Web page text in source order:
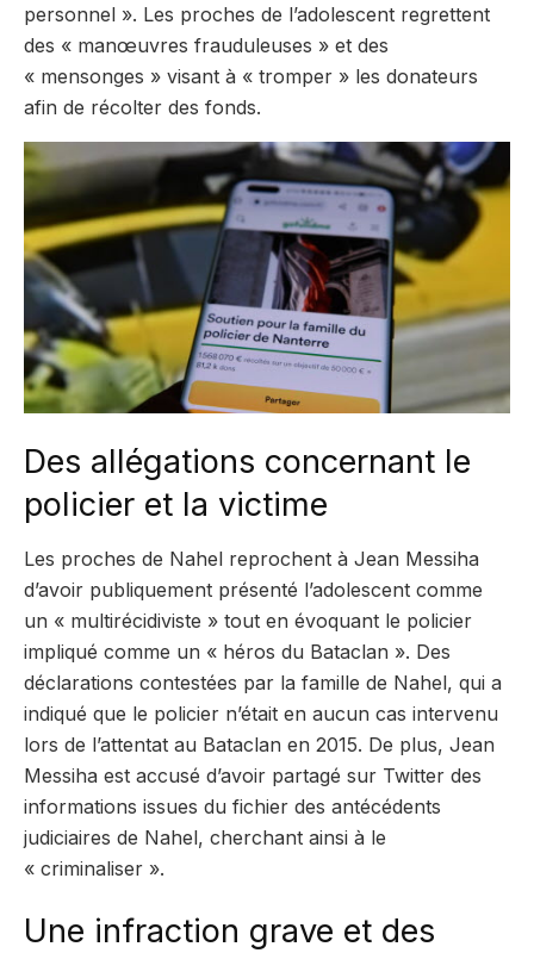
personnel ». Les proches de l’adolescent regrettent
des « manœuvres frauduleuses » et des
« mensonges » visant à « tromper » les donateurs
afin de récolter des fonds.
Des allégations concernant le
policier et la victime
Les proches de Nahel reprochent à Jean Messiha
d’avoir publiquement présenté l’adolescent comme
un « multirécidiviste » tout en évoquant le policier
impliqué comme un « héros du Bataclan ». Des
déclarations contestées par la famille de Nahel, qui a
indiqué que le policier n’était en aucun cas intervenu
lors de l’attentat au Bataclan en 2015. De plus, Jean
Messiha est accusé d’avoir partagé sur Twitter des
informations issues du fichier des antécédents
judiciaires de Nahel, cherchant ainsi à le
« criminaliser ».
Une infraction grave et des